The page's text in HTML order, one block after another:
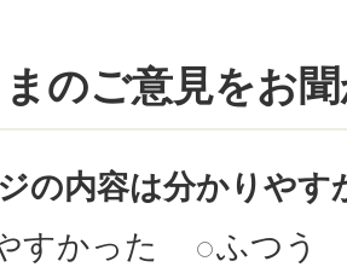
のご意見をお
の内容は分かりやす
すかった
ふつう